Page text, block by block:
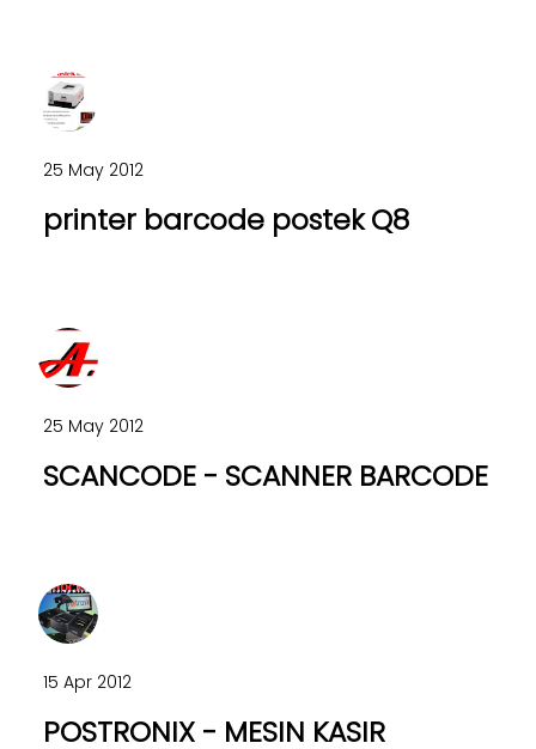
25 May 2012
printer barcode postek Q8
25 May 2012
SCANCODE - SCANNER BARCODE
15 Apr 2012
POSTRONIX - MESIN KASIR